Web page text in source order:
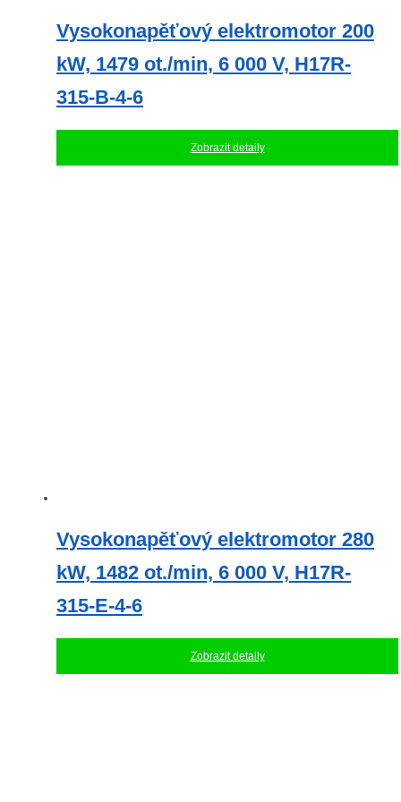
Vysokonapěťový elektromotor 200
kW, 1479 ot./min, 6 000 V, H17R-
315-B-4-6
Zobrazit detaily
Vysokonapěťový elektromotor 280
kW, 1482 ot./min, 6 000 V, H17R-
315-E-4-6
Zobrazit detaily